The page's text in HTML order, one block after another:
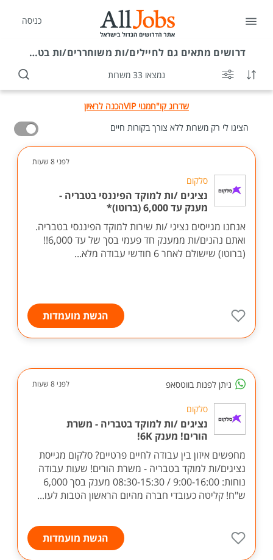
כניסה
דרושים מתאים גם לחיילים/ות משוחררים/ות בטבריה
נמצאו 33 משרות
שדרוג קו"חמנוי VIP
הכנה לראיון
הציגו לי רק משרות ללא צורך בקורות חיים
לפני 8 שעות
סלקום
נציגים /ות למוקד הפיננסי בטבריה -
מענק עד 6,000 (ברוטו)*
אנחנו מגייסים נציגי /ות שירות למוקד הפיננסי בטבריה.
ואתם נהנים/ות ממענק חד פעמי בסך של עד 6,000!!
(ברוטו) שישולם לאחר 6 חודשי עבודה מלא...
הגשת מועמדות
ניתן לפנות בווטסאפ לפני 8 שעות
סלקום
נציגים /ות למוקד בטבריה - משרת
הורים! מענק 6K!
מחפשים איזון בין עבודה לחיים פרטיים? סלקום מגייסת
נציגים/ות למוקד בטבריה - משרת הורים! שעות עבודה
נוחות: 9:00-16:00 / 08:30-15:30 מענק בסך 6,000
ש"ח! קליטה כעובדי חברה מהיום הראשון הטבות לעו...
הגשת מועמדות